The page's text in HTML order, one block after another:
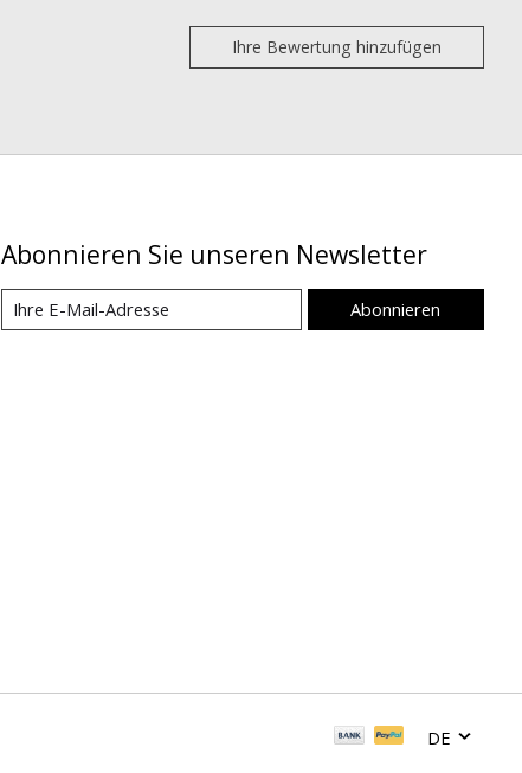
Ihre Bewertung hinzufügen
Abonnieren Sie unseren Newsletter
Abonnieren
DE